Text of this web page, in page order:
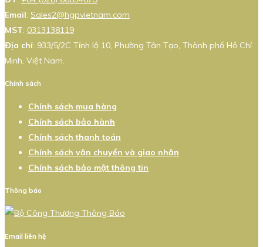
Email: Sales2@hgpvietnam.com
MST: 0313138119
Địa chỉ: 933/5/2C Tỉnh lộ 10, Phường Tân Tạo, Thành phố Hồ Chí
Minh, Việt Nam.
Chính sách
Chính sách mua hàng
Chính sách bảo hành
Chính sách thanh toán
Chính sách vận chuyển và giao nhận
Chính sách bảo mật thông tin
Thông báo
Email liên hệ